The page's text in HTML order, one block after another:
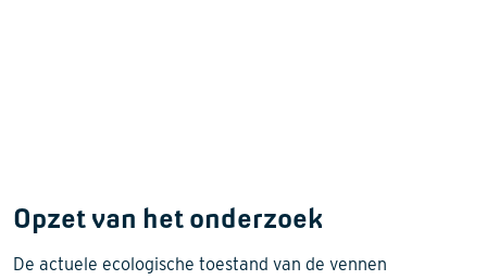
Opzet van het onderzoek
De actuele ecologische toestand van de vennen